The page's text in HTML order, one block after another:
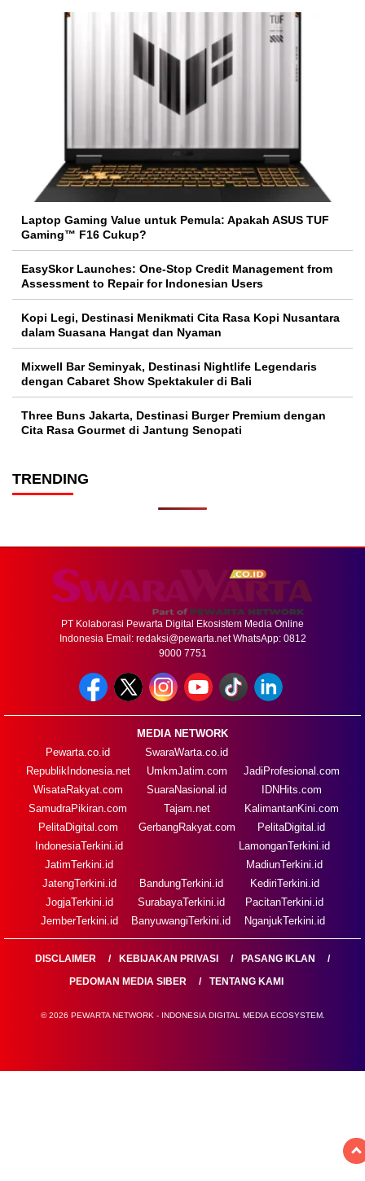
Laptop Gaming Value untuk Pemula: Apakah ASUS TUF
Gaming™ F16 Cukup?
EasySkor Launches: One-Stop Credit Management from
Assessment to Repair for Indonesian Users
Kopi Legi, Destinasi Menikmati Cita Rasa Kopi Nusantara
dalam Suasana Hangat dan Nyaman
Mixwell Bar Seminyak, Destinasi Nightlife Legendaris
dengan Cabaret Show Spektakuler di Bali
Three Buns Jakarta, Destinasi Burger Premium dengan
Cita Rasa Gourmet di Jantung Senopati
TRENDING
PT Kolaborasi Pewarta Digital Ekosistem Media Online
Indonesia Email: redaksi@pewarta.netWhatsApp: 0812
9000 7751
MEDIA NETWORK
Pewarta.co.id
RepublikIndonesia.net
WisataRakyat.com
SamudraPikiran.com
PelitaDigital.com
SwaraWarta.co.id
UmkmJatim.com
SuaraNasional.id
Tajam.net
GerbangRakyat.com
JadiProfesional.com
IDNHits.com
KalimantanKini.com
PelitaDigital.id
IndonesiaTerkini.id
JatimTerkini.id
JatengTerkini.id
JogjaTerkini.id
JemberTerkini.id
BandungTerkini.id
SurabayaTerkini.id
BanyuwangiTerkini.id
LamonganTerkini.id
MadiunTerkini.id
KediriTerkini.id
PacitanTerkini.id
NganjukTerkini.id
DISCLAIMER KEBIJAKAN PRIVASI
PASANG IKLAN
PEDOMAN MEDIA SIBER
TENTANG KAMI
© 2026 PEWARTA NETWORK - INDONESIA DIGITAL MEDIA ECOSYSTEM.